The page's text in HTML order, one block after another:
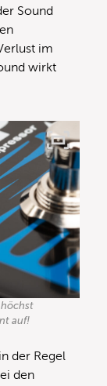
Sound
im
wirkt
höchst
auf!
der Regel
den